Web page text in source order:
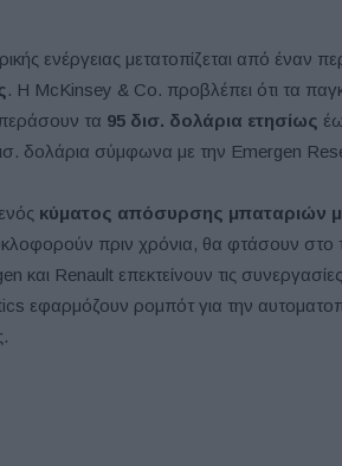
ενέργειας μετατοπίζεται από έναν
. Η McKinsey & Co. προβλέπει ότι τα
τα 95 δισ. δολάρια ετησίως
δολάρια σύμφωνα με την Emergen
κύματος απόσυρσης μπαταριών
πριν χρόνια, θα φτάσουν στο
Renault επεκτείνουν τις συνεργασίες
εφαρμόζουν ρομπότ για την